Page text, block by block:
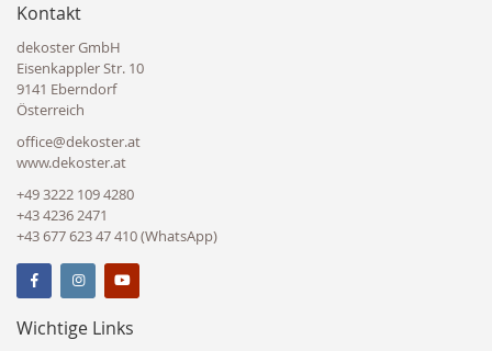
Kontakt
dekoster GmbH
Eisenkappler Str. 10
9141 Eberndorf
Österreich
office@dekoster.at
www.dekoster.at
+49 3222 109 4280
+43 4236 2471
+43 677 623 47 410 (WhatsApp)
Wichtige Links